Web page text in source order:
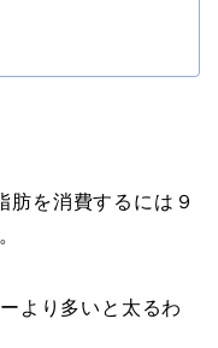
肪を消費するには９
より多いと太るわ